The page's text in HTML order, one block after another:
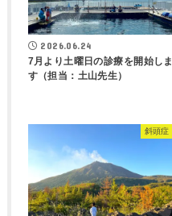
2026.06.24
7月より土曜日の診療を開始しま
す（担当：土山先生）
斜頭症